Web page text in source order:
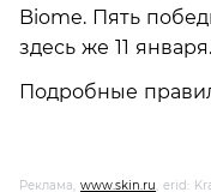
Biome. Пять
здесь же 11 января.
Подробные
Реклама, www.skin.ru, erid: